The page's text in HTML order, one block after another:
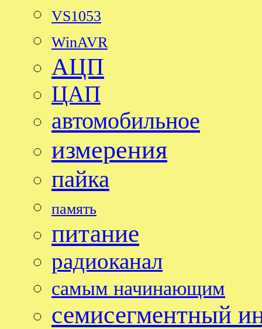
VS1053
WinAVR
АЦП
ЦАП
автомобильное
измерения
пайка
память
питание
радиоканал
самым начинающим
семисегментный